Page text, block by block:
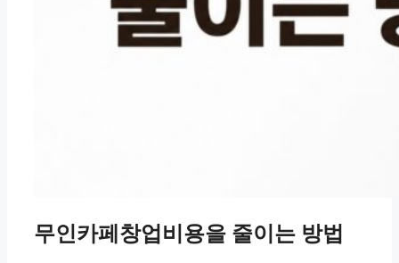
무인카페창업비용을 줄이는 방법